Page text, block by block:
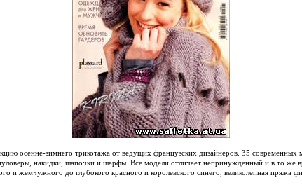
осенне-зимнего трикотажа от ведущих французских дизайнеров. 35
накидки, шапочки и шарфы. Все модели отличает непринужденный и в то же
и жемчужного до глубокого красного и королевского синего, великолепная пряжа